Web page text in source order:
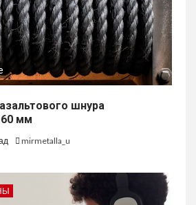
шнура
мм
mirmetalla_u